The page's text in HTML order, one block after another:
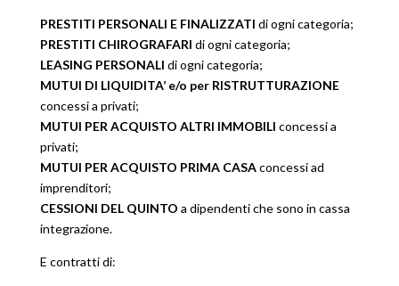
PRESTITI PERSONALI E FINALIZZATI di ogni categoria;
PRESTITI CHIROGRAFARI di ogni categoria;
LEASING PERSONALI di ogni categoria;
MUTUI DI LIQUIDITA’ e/o per RISTRUTTURAZIONE
concessi a privati;
MUTUI PER ACQUISTO ALTRI IMMOBILI concessi a
privati;
MUTUI PER ACQUISTO PRIMA CASAconcessi ad
imprenditori;
CESSIONI DEL QUINTO a dipendenti che sono in cassa
integrazione.
E contratti di: